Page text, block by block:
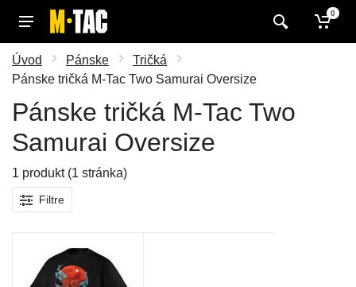
0
Úvod Pánske
Tričká
Pánske tričká M-Tac Two Samurai Oversize
Pánske tričká M-Tac Two
Samurai Oversize
1 produkt (1 stránka)
Filtre